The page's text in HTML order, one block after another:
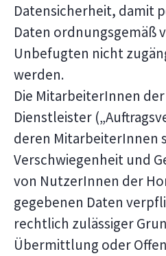
Datensicherheit, damit
Daten ordnungsgemäß
Unbefugten nicht
werden.
Die MitarbeiterInnen
Dienstleister
deren MitarbeiterInnen
Verschwiegenheit und
von NutzerInnen der
gegebenen Daten
rechtlich zulässiger
Übermittlung oder